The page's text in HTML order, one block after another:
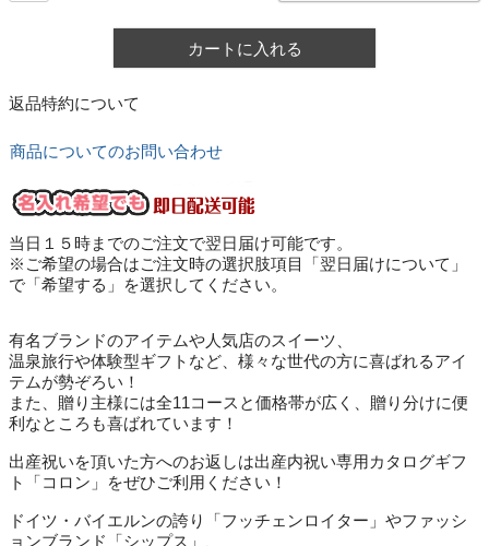
カートに入れる
返品特約について
商品についてのお問い合わせ
当日１５時までのご注文で翌日届け可能です。
※ご希望の場合はご注文時の選択肢項目「翌日届けについて」
で「希望する」を選択してください。
有名ブランドのアイテムや人気店のスイーツ、
温泉旅行や体験型ギフトなど、様々な世代の方に喜ばれるアイ
テムが勢ぞろい！
また、贈り主様には全11コースと価格帯が広く、贈り分けに便
利なところも喜ばれています！
出産祝いを頂いた方へのお返しは出産内祝い専用カタログギフ
ト「コロン」をぜひご利用ください！
ドイツ・バイエルンの誇り「フッチェンロイター」やファッシ
ョンブランド「シップス」、